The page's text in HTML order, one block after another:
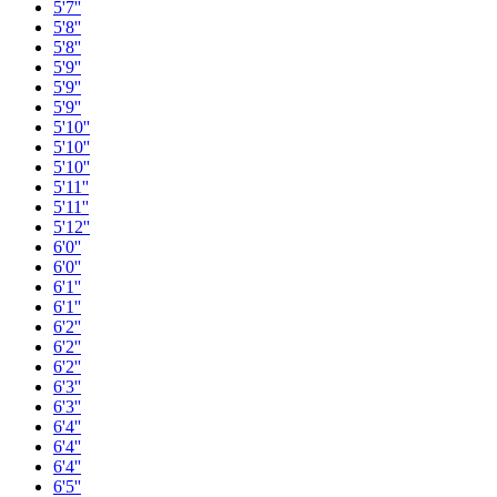
5'7''
5'8''
5'8''
5'9''
5'9''
5'9''
5'10''
5'10''
5'10''
5'11''
5'11''
5'12''
6'0''
6'0''
6'1''
6'1''
6'2''
6'2''
6'2''
6'3''
6'3''
6'4''
6'4''
6'4''
6'5''